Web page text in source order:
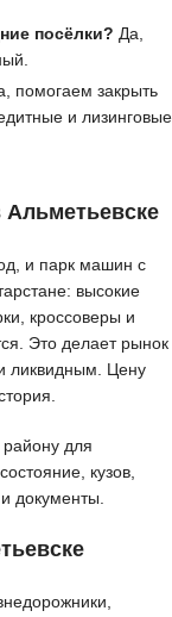
посёлки? Да,
помогаем закрыть
и лизинговые
и парк машин с
высокие
кроссоверы и
Это делает рынок
ликвидным. Цену
для
кузов,
документы.